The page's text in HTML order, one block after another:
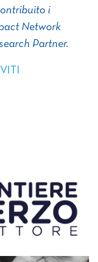
i
Network
Partner.